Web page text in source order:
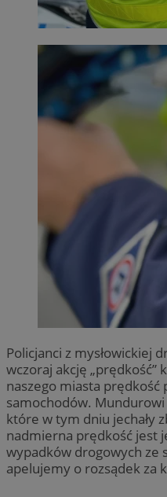
Policjanci z mysłowickiej
wczoraj akcję „prędkość”
naszego miasta prędkość
samochodów.
które w tym dniu jechały
nadmierna prędkość jest
wypadków drogowych
apelujemy o rozsądek za